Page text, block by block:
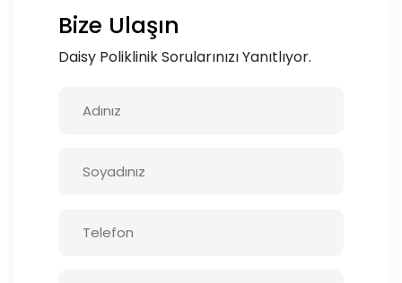
Bize Ulaşın
Daisy Poliklinik Sorularınızı Yanıtlıyor.